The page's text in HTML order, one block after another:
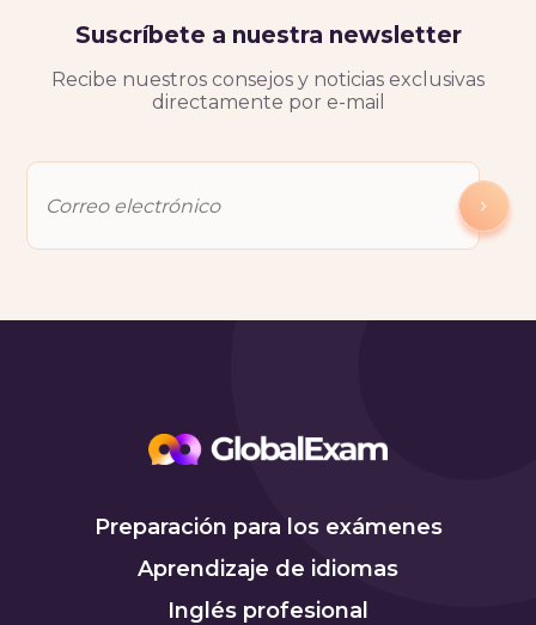
Suscríbete a nuestra newsletter
Recibe nuestros consejos y noticias exclusivas
directamente por e-mail
Preparación para los exámenes
Aprendizaje de idiomas
Inglés profesional